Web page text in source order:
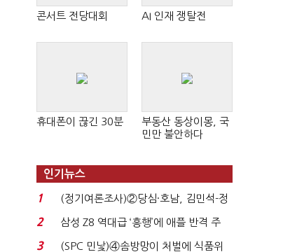
콘서트 전당대회 AI 인재 쟁탈전
휴대폰이 끊긴 30분
부동산 동상이몽, 국
민만 불안하다
인기뉴스
1
(정기여론조사)②당심·호남, 김민석-정
청래 '초접전'...
2
삼성 Z8 역대급 ‘흥행’에 애플 반격 주
목…9월 ‘폴...
3
(SPC 민낯)④솜방망이 처벌에 식품위